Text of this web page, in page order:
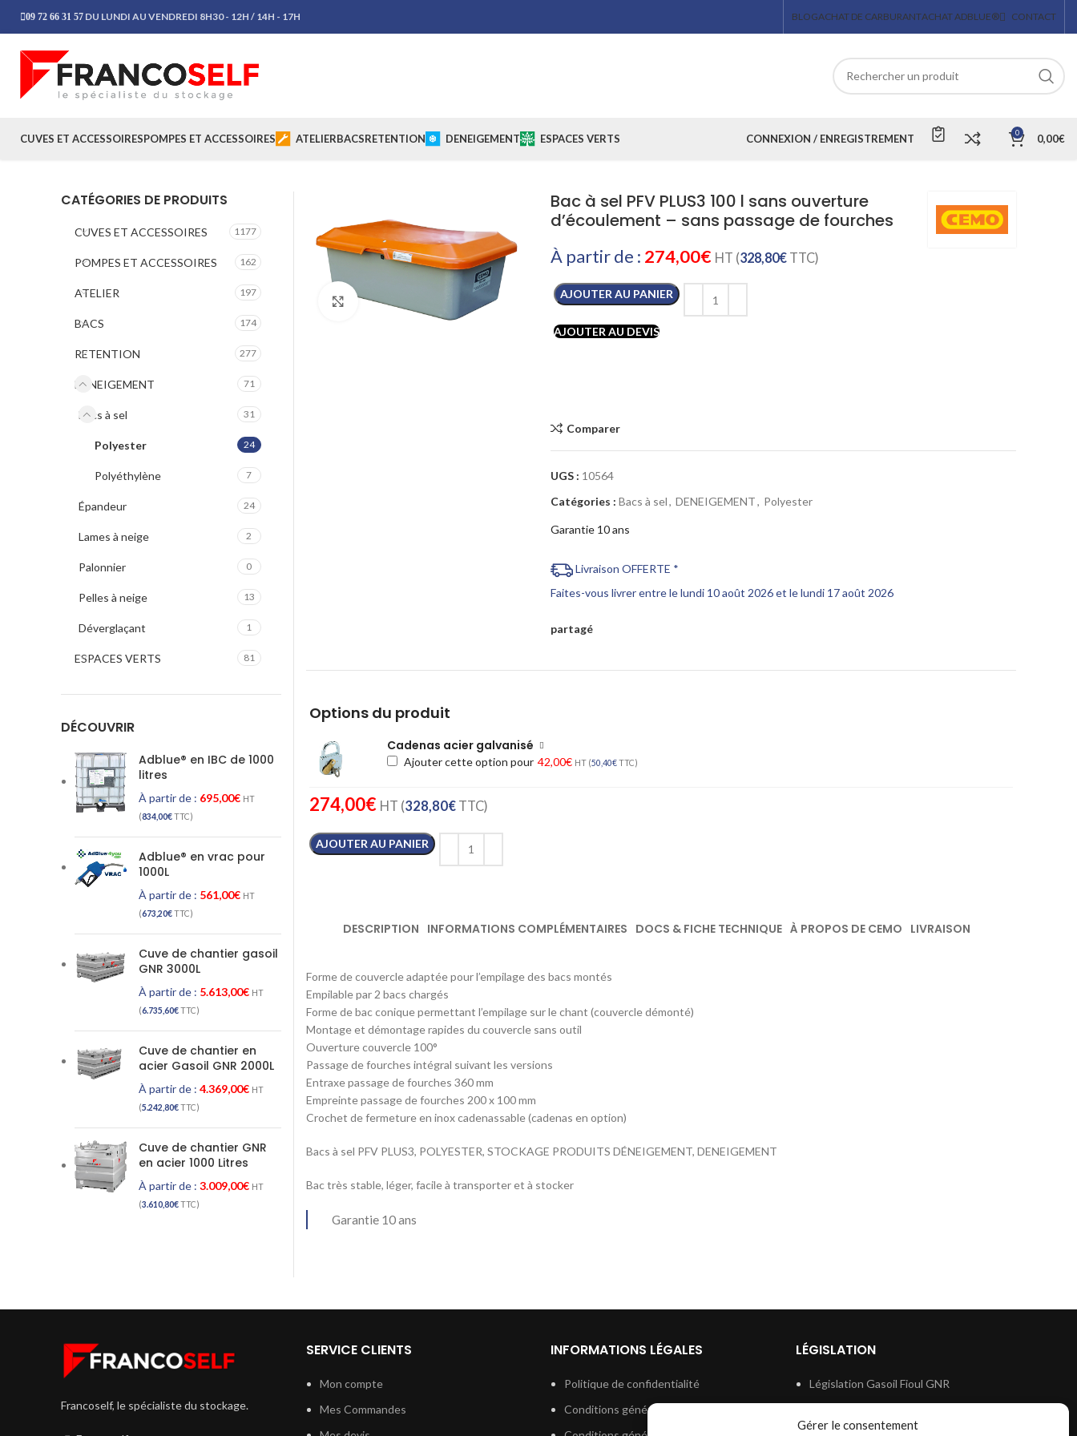
Gérer le consentement
09 72 66 31 57 DU LUNDI AU VENDREDI 8H30 - 12H / 14H - 17H BLOGACHAT DE CARBURANTACHAT ADBLUE® CONTACT
CUVES ET ACCESSOIRESPOMPES ET ACCESSOIRES ATELIERBACSRETENTION DENEIGEMENT ESPACES VERTS CONNEXION / ENREGISTREMENT 0 0,00€
Cliquez pour agrandir
Bac à sel PFV PLUS3 100 l sans ouverture
d’écoulement – sans passage de fourches
À partir de : 274,00€ HT (328,80€TTC)
AJOUTER AU PANIER
AJOUTER AU DEVIS
Comparer
UGS : 10564
Catégories : Bacs à sel, DENEIGEMENT, Polyester
Garantie 10 ans
Livraison OFFERTE *
Faites-vous livrer entre le lundi 10 août 2026 et le lundi 17 août 2026
partagé
Options du produit
Cadenas acier galvanisé
Ajouter cette option pour 42,00€ HT (50,40€TTC)
274,00€ HT (328,80€TTC)
AJOUTER AU PANIER
DESCRIPTION INFORMATIONS COMPLÉMENTAIRES DOCS & FICHE TECHNIQUE À PROPOS DE CEMO LIVRAISON
Forme de couvercle adaptée pour l’empilage des bacs montés
Empilable par 2 bacs chargés
Forme de bac conique permettant l’empilage sur le chant (couvercle démonté)
Montage et démontage rapides du couvercle sans outil
Ouverture couvercle 100°
Passage de fourches intégral suivant les versions
Entraxe passage de fourches 360 mm
Empreinte passage de fourches 200 x 100 mm
Crochet de fermeture en inox cadenassable (cadenas en option)
Bacs à sel PFV PLUS3, POLYESTER, STOCKAGE PRODUITS DÉNEIGEMENT, DENEIGEMENT
Bac très stable, léger, facile à transporter et à stocker
Garantie 10 ans
CATÉGORIES DE PRODUITS
CUVES ET ACCESSOIRES 1177
POMPES ET ACCESSOIRES 162
ATELIER 197
BACS 174
RETENTION 277
DENEIGEMENT 71
Bacs à sel 31
Polyester 24
Polyéthylène 7
Épandeur 24
Lames à neige 2
Palonnier 0
Pelles à neige 13
Déverglaçant 1
ESPACES VERTS 81
DÉCOUVRIR
Adblue® en IBC de 1000
litres
À partir de : 695,00€ HT
(834,00€TTC)
Adblue® en vrac pour
1000L
À partir de : 561,00€ HT
(673,20€TTC)
Cuve de chantier gasoil
GNR 3000L
À partir de : 5.613,00€ HT
(6.735,60€TTC)
Cuve de chantier en
acier Gasoil GNR 2000L
À partir de : 4.369,00€ HT
(5.242,80€TTC)
Cuve de chantier GNR
en acier 1000 Litres
À partir de : 3.009,00€ HT
(3.610,80€TTC)
Francoself, le spécialiste du stockage.
SERVICE CLIENTS
Mon compte
Mes Commandes
INFORMATIONS LÉGALES
Politique de confidentialité
Conditions générales de vente
LÉGISLATION
Législation Gasoil Fioul GNR